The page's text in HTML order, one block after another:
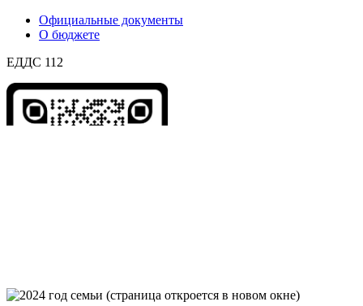
Официальные документы
О бюджете
ЕДДС 112